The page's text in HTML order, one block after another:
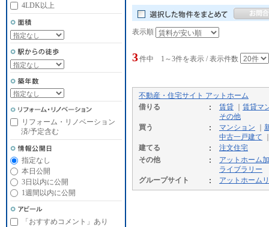
表示順
3件中 1～3件を表示 / 表示件数
不動産・住宅サイト アットホーム
借りる
賃貸
賃貸マ
その他
買う
マンション
中古一戸建て
建てる
注文住宅
その他
アットホーム
ライブラリー
グループサイト
アットホーム
4LDK以上
リフォーム・リノベーション
済/予定含む
指定なし
本日公開
3日以内に公開
1週間以内に公開
「おすすめコメント」あり